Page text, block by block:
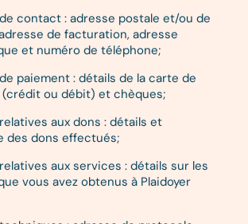
contact : adresse postale et/ou de
de facturation, adresse
et numéro de téléphone;
paiement : détails de la carte de
(crédit ou débit) et chèques;
aux dons : détails et
des dons effectués;
aux services : détails sur les
vous avez obtenus à Plaidoyer